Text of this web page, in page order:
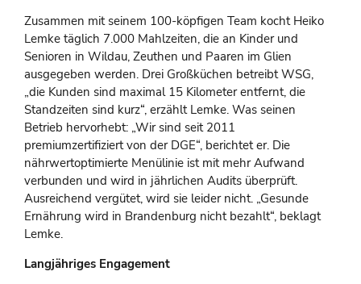
Zusammen mit seinem 100-köpfigen Team kocht Heiko
Lemke täglich 7.000 Mahlzeiten, die an Kinder und
Senioren in Wildau, Zeuthen und Paaren im Glien
ausgegeben werden. Drei Großküchen betreibt WSG,
„die Kunden sind maximal 15 Kilometer entfernt, die
Standzeiten sind kurz“, erzählt Lemke. Was seinen
Betrieb hervorhebt: „Wir sind seit 2011
premiumzertifiziert von der DGE“, berichtet er. Die
nährwertoptimierte Menülinie ist mit mehr Aufwand
verbunden und wird in jährlichen Audits überprüft.
Ausreichend vergütet, wird sie leider nicht. „Gesunde
Ernährung wird in Brandenburg nicht bezahlt“, beklagt
Lemke.
Langjähriges Engagement